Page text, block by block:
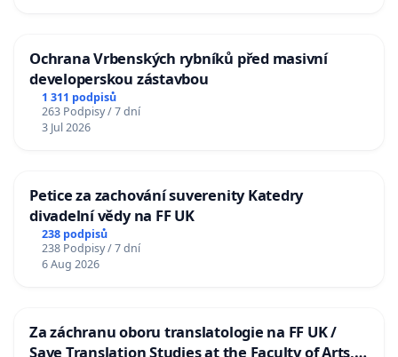
Ochrana Vrbenských rybníků před masivní
developerskou zástavbou
1 311 podpisů
263 Podpisy / 7 dní
3 Jul 2026
Petice za zachování suverenity Katedry
divadelní vědy na FF UK
238 podpisů
238 Podpisy / 7 dní
6 Aug 2026
Za záchranu oboru translatologie na FF UK /
Save Translation Studies at the Faculty of Arts,